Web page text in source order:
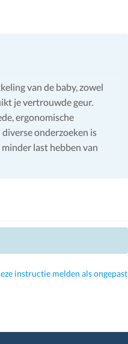
van de baby, zowel
je vertrouwde geur.
ergonomische
onderzoeken is
last hebben van
instructie melden als ongepast